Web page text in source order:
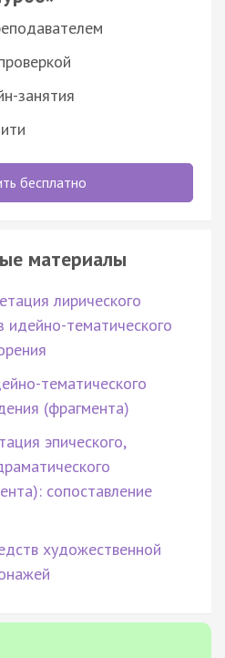
занятия
бесплатно
материалы
лирического
идейно-тематического
тематического
(фрагмента)
эпического,
сопоставление
художественной